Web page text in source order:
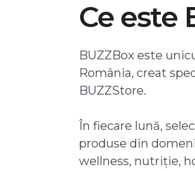
Ce este
BUZZBox este
România, creat
BUZZStore.
În fiecare lună,
produse din
wellness, nutriție,